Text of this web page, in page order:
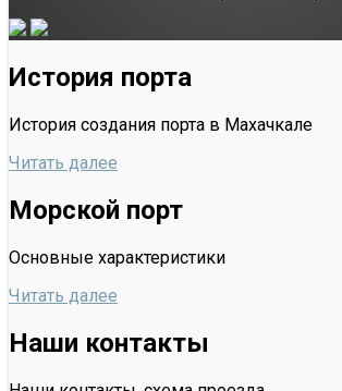
История порта
История создания порта в Махачкале
Читать далее
Морской порт
Основные характеристики
Читать далее
Наши контакты